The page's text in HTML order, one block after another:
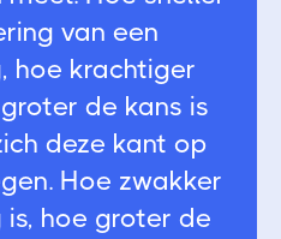
van een
hoe krachtiger
de kans is
deze kant op
Hoe zwakker
hoe groter de